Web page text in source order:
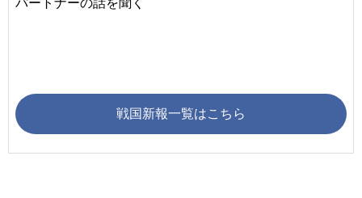
戦国新報一覧はこちら